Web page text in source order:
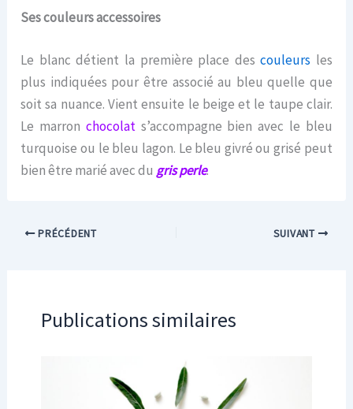
Ses couleurs accessoires
Le blanc détient la première place descouleurs les
plus indiquées pour être associé au bleu quelle que
soit sa nuance. Vient ensuite le beige et le taupe clair.
Le marron chocolats’accompagne bien avec le bleu
turquoise ou le bleu lagon. Le bleu givré ou grisé peut
bien être marié avec du gris perle.
PRÉCÉDENT SUIVANT
Publications similaires